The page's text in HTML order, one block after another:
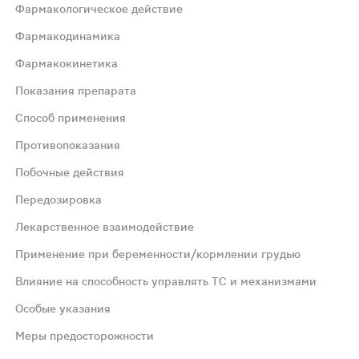
случаях тошноту;Действие обусловлено
Пониженная кислотность желудочного
лекарственных средств /морфин/,
пролактинома, детский возраст до 1 года
Фармакологическое действие
Фармакодинамика
Фармакокинетика
Показания препарата
Способ применения
Противопоказания
Побочные действия
Передозировка
Лекарственное взаимодействие
Применение при беременности/кормлении грудью
Влияние на способность управлять ТС и механизмами
Особые указания
Меры предосторожности